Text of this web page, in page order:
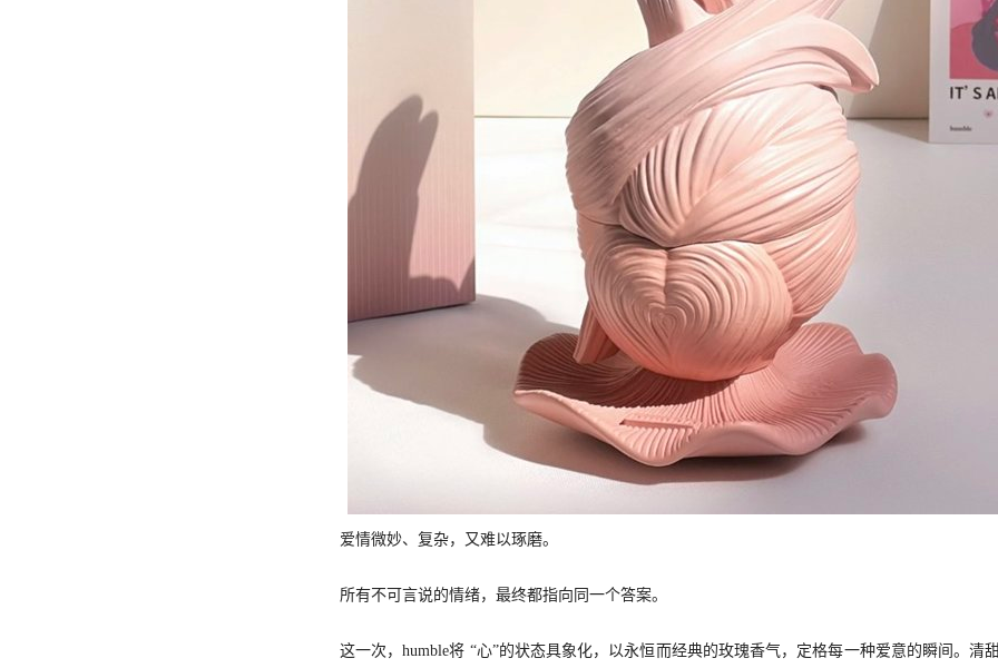
爱情微妙、复杂，又难以琢磨。
所有不可言说的情绪，最终都指向同一个答案。
这一次，humble将 “心”的状态具象化，以永恒而经典的玫瑰香气，定格每一种爱意的瞬间。清